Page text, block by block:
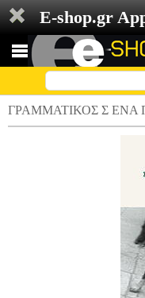
E-shop.gr
ΓΡΑΜΜΑΤΙΚΟΣ Σ ΕΝΑ